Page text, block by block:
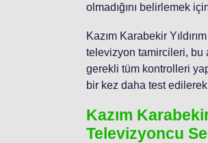
olmadığını belirlemek
Kazım Karabekir Yıldırım
televizyon tamircileri, bu
gerekli tüm kontrolleri
bir kez daha test
Kazım Karabekir
Televizyoncu